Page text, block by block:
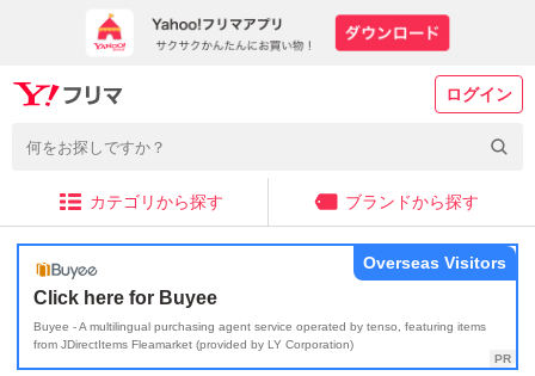
ログイン
カテゴリから探す ブランドから探す
Click here for Buyee
Buyee - A multilingual purchasing agent service operated by tenso, featuring items
from JDirectItems Fleamarket (provided by LY Corporation)
Overseas Visitors